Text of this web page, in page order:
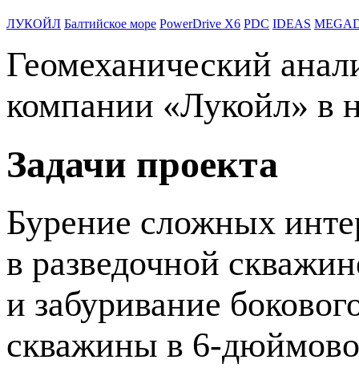
ЛУКОЙЛ Балтийское море PowerDrive X6 PDC IDEAS
Геомеханический
компании «Лукойл» в
Задачи проекта
Бурение сложных
в разведочной
и забуривание
скважины в 6-